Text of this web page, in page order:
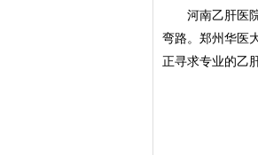
河南乙肝医院
弯路。郑州华医
正寻求专业的乙